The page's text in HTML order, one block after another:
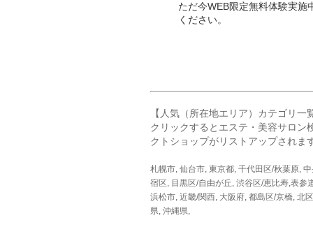
ただ今WEB限定無料体験実施
ください。
【人気（所在地エリア）カテゴリ一
クリックするとエステ・美容サロン
クトショップがリストアップされま
札幌市, 仙台市, 東京都, 千代田区/秋葉原,
宿区, 目黒区/自由が丘, 渋谷区/恵比寿,表参
浜松市, 近畿/関西, 大阪府, 都島区/京橋, 北
県, 沖縄県,